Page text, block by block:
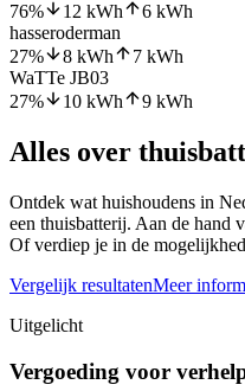
76% 12 kWh 6 kWh
hasseroderman
27% 8 kWh 7 kWh
WaTTe JB03
27% 10 kWh 9 kWh
Alles over
Ontdek wat huishoudens in
een thuisbatterij. Aan de hand
Of verdiep je in de
Vergelijk resultatenMeer
Uitgelicht
Vergoeding voor